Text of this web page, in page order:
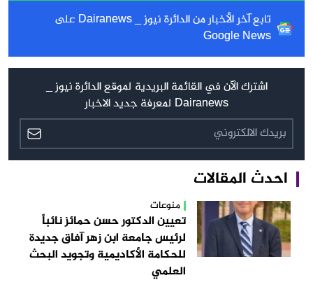
تابع آخر الأخبار من الدائرة نيوز _ Dairanews على
Google News
اشترك الآن في القائمة البريدية لموقع الدائرة نيوز _
Dairanews لمعرفة جديد الاخبار
احدث المقالات
منوعات
تعيين الدكتور حسن حمائز نائباً
لرئيس جامعة ابن زهر آفاق جديدة
للحكامة الأكاديمية وتجويد البحث
العلمي